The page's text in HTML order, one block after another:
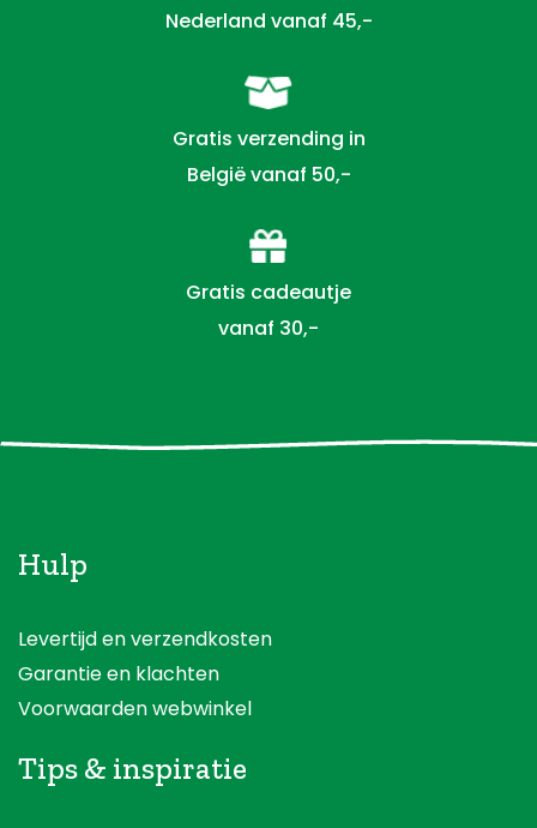
Nederland vanaf 45,-
Gratis verzending in
België vanaf 50,-
Gratis cadeautje
vanaf 30,-
Hulp
Levertijd en verzendkosten
Garantie en klachten
Voorwaarden webwinkel
Tips & inspiratie